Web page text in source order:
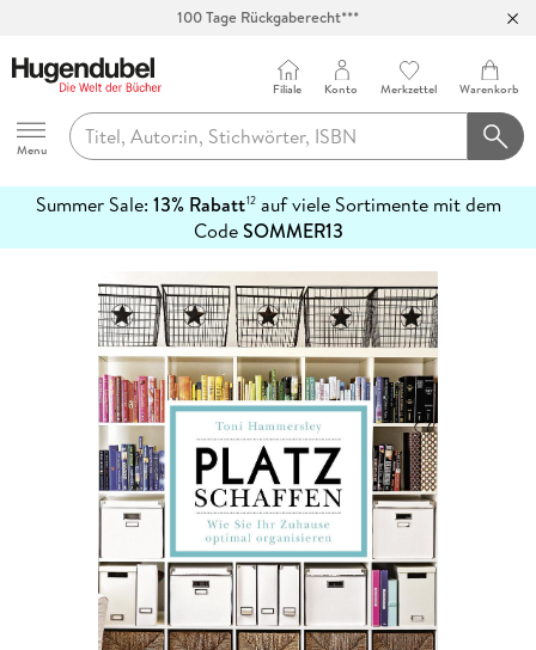
100 Tage Rückgaberecht***
Hugendubel
Menu
Filiale Konto Merkzettel Warenkorb
Summer Sale: 13% Rabatt12auf viele Sortimente mit dem
CodeSOMMER13
erfahren